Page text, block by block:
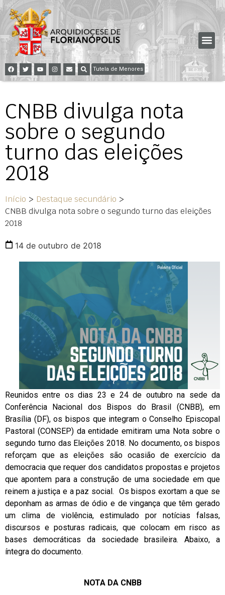
Tutela de Menores
CNBB divulga nota
sobre o segundo
turno das eleições
2018
Início > Destaque secundário >
CNBB divulga nota sobre o segundo turno das eleições
2018
14 de outubro de 2018
Reunidos entre os dias 23 e 24 de outubro na sede da
Conferência Nacional dos Bispos do Brasil (CNBB), em
Brasília (DF), os bispos que integram o Conselho Episcopal
Pastoral (CONSEP) da entidade emitiram uma Nota sobre o
segundo turno das Eleições 2018. No documento, os bispos
reforçam que as eleições são ocasião de exercício da
democracia que requer dos candidatos propostas e projetos
que apontem para a construção de uma sociedade em que
reinem a justiça e a paz social. Os bispos exortam a que se
deponham as armas de ódio e de vingança que têm gerado
um clima de violência, estimulado por notícias falsas,
discursos e posturas radicais, que colocam em risco as
bases democráticas da sociedade brasileira. Abaixo, a
íntegra do documento.
NOTA DA CNBB